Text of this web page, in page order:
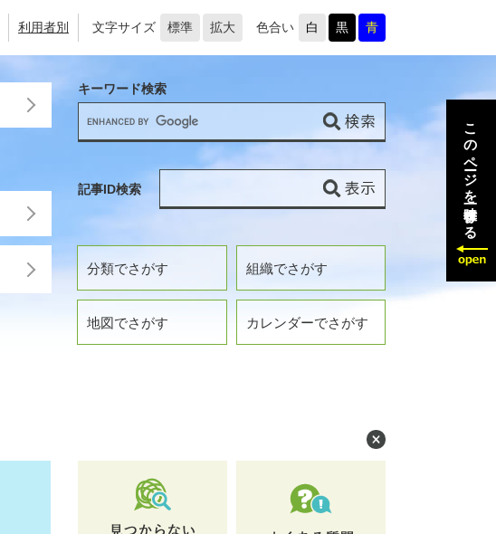
利用者別 文字サイズ 標準 拡大 色合い 白 黒 青
分類でさがす 組織でさがす
地図でさがす カレンダーでさがす
キーワード検索
記事ID検索 このページを一時保存する